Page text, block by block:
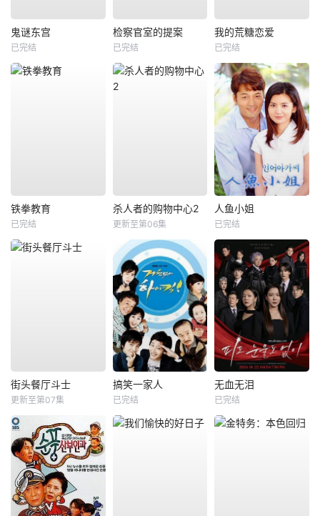
鬼谜东宫
已完结
检察官室的提案
已完结
我的荒糖恋爱
已完结
铁拳教育
已完结
杀人者的购物中心2
更新至第06集
人鱼小姐
已完结
街头餐厅斗士
更新至第07集
搞笑一家人
已完结
无血无泪
已完结